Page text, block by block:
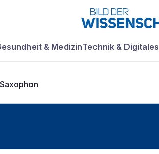
& MedizinTechnik & Digitales
Saxophon